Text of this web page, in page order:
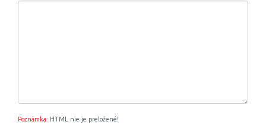
Poznámka: HTML nie je preložené!